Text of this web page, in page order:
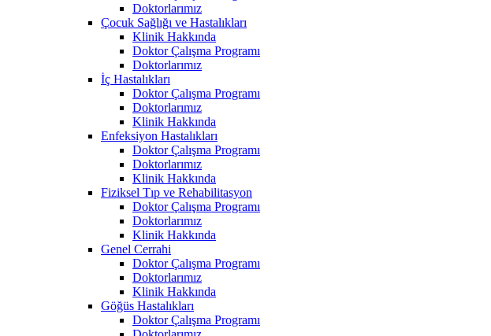
Doktorlarımız
Çocuk Sağlığı ve Hastalıkları
Klinik Hakkında
Doktor Çalışma Programı
Doktorlarımız
İç Hastalıkları
Doktor Çalışma Programı
Doktorlarımız
Klinik Hakkında
Enfeksiyon Hastalıkları
Doktor Çalışma Programı
Doktorlarımız
Klinik Hakkında
Fiziksel Tıp ve Rehabilitasyon
Doktor Çalışma Programı
Doktorlarımız
Klinik Hakkında
Genel Cerrahi
Doktor Çalışma Programı
Doktorlarımız
Klinik Hakkında
Göğüs Hastalıkları
Doktor Çalışma Programı